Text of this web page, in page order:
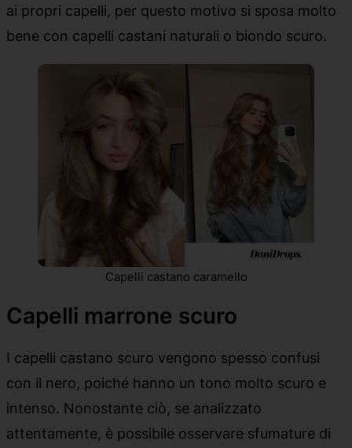
ai propri capelli, per questo motivo si sposa molto
bene con capelli castani naturali o biondo scuro.
Capelli castano caramello
Capelli marrone scuro
I capelli castano scuro vengono spesso confusi
con il nero, poiché hanno un tono molto scuro e
intenso. Nonostante ciò, se analizzato
attentamente, è possibile osservare sfumature di